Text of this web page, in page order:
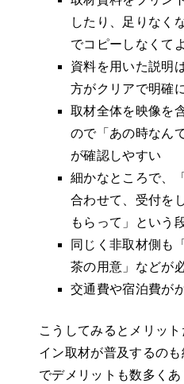
したり、足りなく
でコピーしなくて
資料を用いた説明
方がクリアで明確
取材全体を映像を
ので「あの時なん
が確認しやすい
細かなところで、
合わせて、受付を
もらって」という
同じく非取材側も
茶の用意」などが
交通費や宿泊費が
こうしてみるとメリッ
イン取材が普及するの
でデメリットも数多くあ